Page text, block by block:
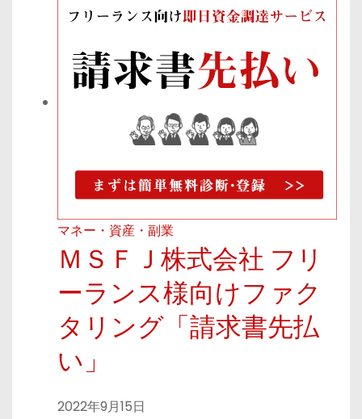
マネー・資産・副業
ＭＳＦＪ株式会社 フリ
ーランス様向けファク
タリング「請求書先払
い」
2022年9月15日